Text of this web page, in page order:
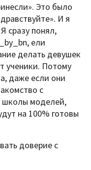
Это было
И я
сразу понял,
ели
делать девушек
ученики. Потому
даже если они
с
школы моделей,
на 100% готовы
доверие с